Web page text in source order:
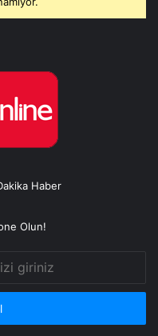
Haber
Olun!